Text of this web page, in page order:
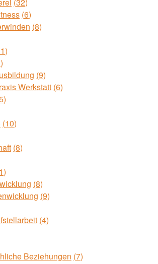
6
8
9
Werkstatt 6
10
8
8
9
4
Beziehungen 7